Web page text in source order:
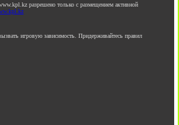
разрешено только с размещением активной
игровую зависимость. Придерживайтесь правил